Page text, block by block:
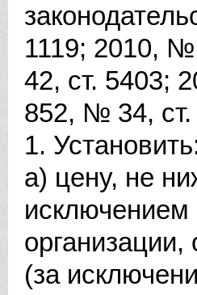
1119; 2010,
42, ст. 5403;
852, № 34,
1.
а) цену, не
исключением
(за